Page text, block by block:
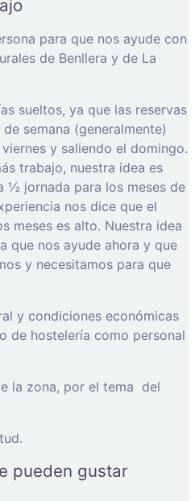
para que nos ayude con
de Benllera y de La
sueltos, ya que las reservas
semana (generalmente)
y saliendo el domingo.
trabajo, nuestra idea es
½ jornada para los meses de
nos dice que el
meses es alto. Nuestra idea
que nos ayude ahora y que
y necesitamos para que
y condiciones económicas
de hostelería como personal
la zona, por el tema del
pueden gustar